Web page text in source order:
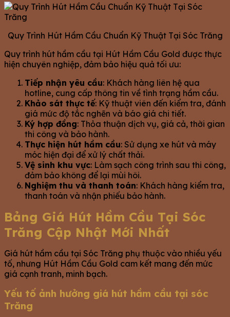
Quy Trình Hút Hầm Cầu Chuẩn Kỹ Thuật Tại Sóc Trăng
Quy trình hút hầm cầu tại Hút Hầm Cầu Gold được thực
hiện chuyên nghiệp, đảm bảo hiệu quả tối ưu:
Tiếp nhận yêu cầu: Khách hàng liên hệ qua
hotline, cung cấp thông tin về tình trạng hầm cầu.
Khảo sát thực tế: Kỹ thuật viên đến kiểm tra, đánh
giá mức độ tắc nghẽn và báo giá chi tiết.
Ký hợp đồng: Thỏa thuận dịch vụ, giá cả, thời gian
thi công và bảo hành.
Thực hiện hút hầm cầu: Sử dụng xe hút và máy
móc hiện đại để xử lý chất thải.
Vệ sinh khu vực: Làm sạch công trình sau thi công,
đảm bảo không để lại mùi hôi.
Nghiệm thu và thanh toán: Khách hàng kiểm tra,
thanh toán và nhận phiếu bảo hành.
Bảng Giá Hút Hầm Cầu Tại Sóc
Trăng Cập Nhật Mới Nhất
Giá hút hầm cầu tại Sóc Trăng phụ thuộc vào nhiều yếu
tố, nhưng Hút Hầm Cầu Gold cam kết mang đến mức
giá cạnh tranh, minh bạch.
Yếu tố ảnh hưởng giá hút hầm cầu tại sóc
Trăng